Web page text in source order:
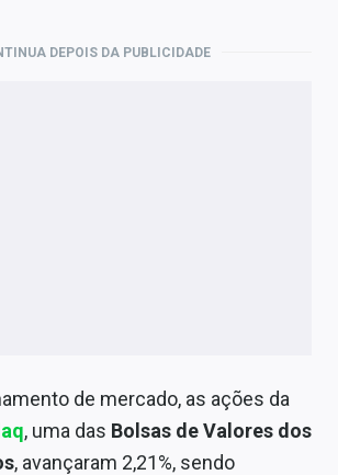
DEPOIS DA PUBLICIDADE
de mercado, as ações da
, uma das Bolsas de Valores dos
, avançaram 2,21%, sendo